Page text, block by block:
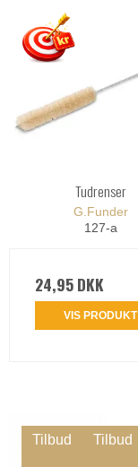
Tudrenser
G.Funder
127-a
24,95 DKK
VIS PRODUKT
Tilbud Tilbud